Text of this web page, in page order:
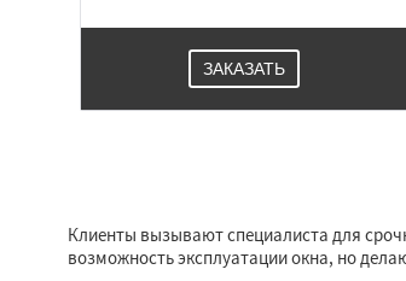
ЗАКАЗАТЬ
Клиенты вызывают специалиста для
возможность эксплуатации окна, но